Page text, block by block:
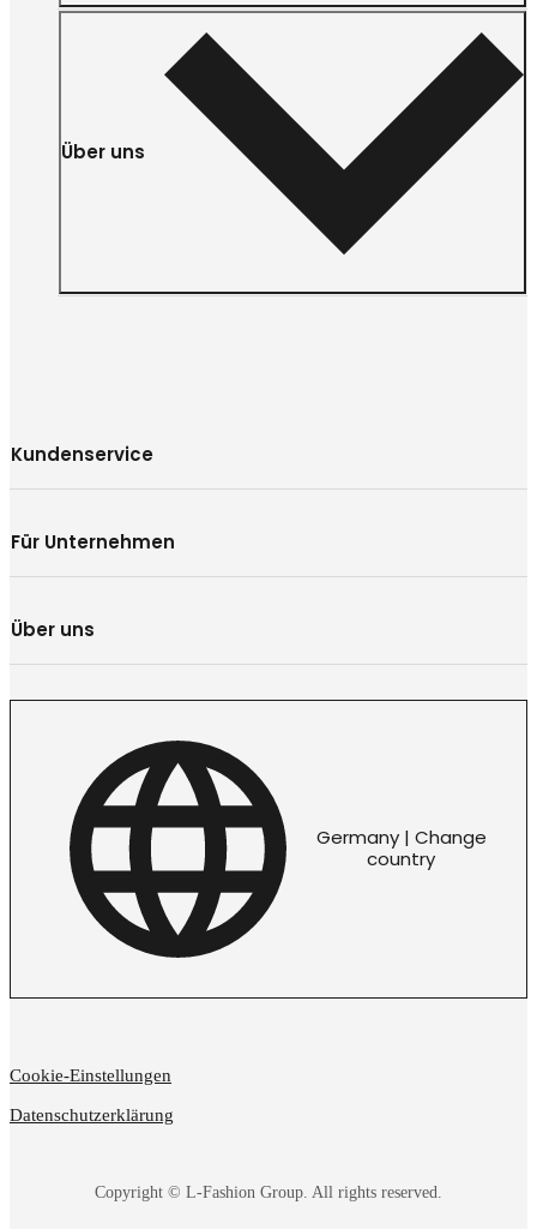
Über uns
Kundenservice
Für Unternehmen
Über uns
Germany | Change
country
Copyright © L-Fashion Group. All rights reserved.
Cookie-Einstellungen
Datenschutzerklärung